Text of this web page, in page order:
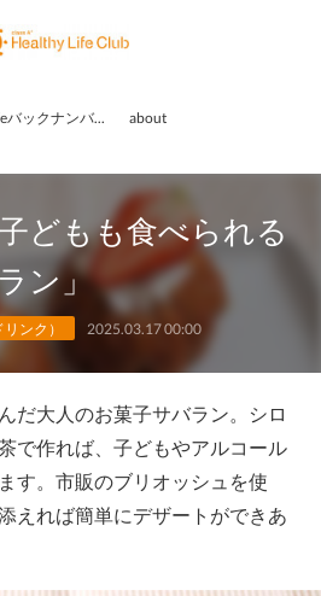
Lifeバックナンバー about
どもも食べられる
ン」
ンク） 2025.03.17 00:00
だ大人のお菓子サバラン。シロ
で作れば、子どもやアルコール
す。市販のブリオッシュを使
えれば簡単にデザートができあ